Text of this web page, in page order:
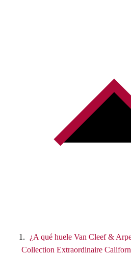
¿A qué huele Van Cleef &
Collection Extraordinaire